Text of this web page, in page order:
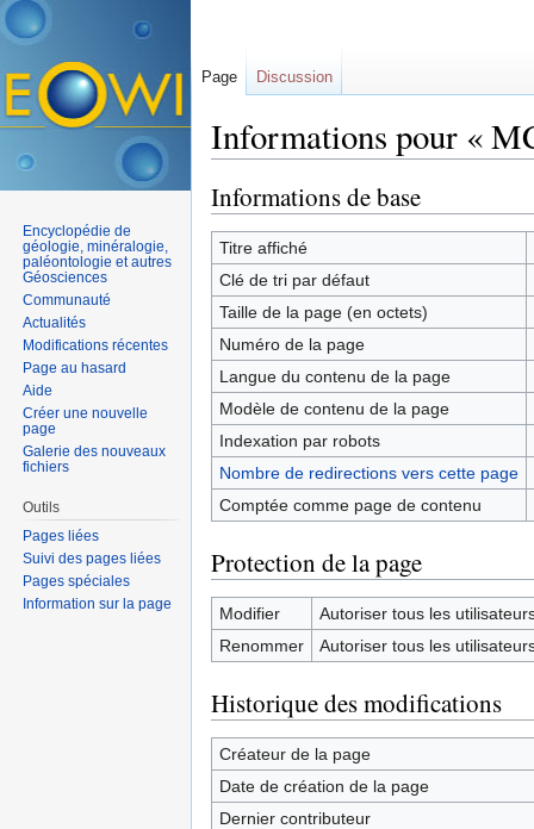
Informations pour «
Informations de base
Titre affiché
Clé de tri par défaut
Taille de la page (en octets)
Numéro de la page
Langue du contenu de la page
Modèle de contenu de la page
Indexation par robots
Nombre de redirections vers cette page
Comptée comme page de contenu
Protection de la page
Modifier
Autoriser tous les
Renommer
Autoriser tous les
Historique des modifications
Créateur de la page
Date de création de la page
Dernier contributeur
Page Discussion
Encyclopédie de
géologie, minéralogie,
paléontologie et autres
Géosciences
Communauté
Actualités
Modifications récentes
Page au hasard
Aide
Créer une nouvelle
page
Galerie des nouveaux
fichiers
Outils
Pages liées
Suivi des pages liées
Pages spéciales
Information sur la page